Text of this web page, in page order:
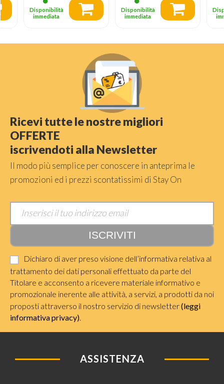
Disponibilità
immediata
Disponibilità
immediata
Ricevi tutte le nostre migliori
OFFERTE
iscrivendoti alla Newsletter
Il modo più semplice per conoscere in anteprima le
promozioni ed i prezzi scontatissimi di Stay On
Dichiaro di aver preso visione dell’informativa relativa al
trattamento dei dati personali effettuato da parte del
Titolare e acconsento a ricevere materiale informativo e
promozionale inerente alle attività, a servizi, a prodotti da noi
proposti attraverso il nostro servizio di newsletter(leggi
informativa privacy)
ASSISTENZA